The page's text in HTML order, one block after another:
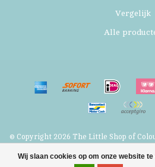
Wij slaan cookies op om onze website
Vergelijk
Alle
© Copyright 2026 The Little Shop of
Lightspeed designby